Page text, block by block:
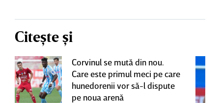
Citește și
Corvinul se mută din nou.
Care este primul meci pe care
hunedorenii vor să-l dispute
pe noua arenă